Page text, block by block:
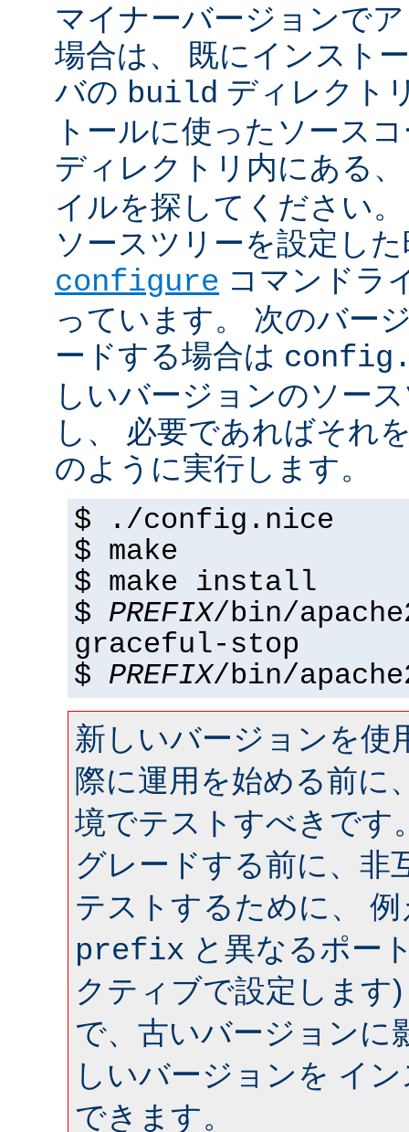
マイナーバージョンで
場合は、 既にインスト
バの build ディレクト
トールに使ったソース
ディレクトリ内にある
イルを探してください
ソースツリーを設定し
configure コマンドラ
っています。 次のバー
ードする場合は
しいバージョンのソー
し、 必要であればそれ
のように実行します。
$ ./config.nice
$ make
$ make install
$ PREFIX/bin/
graceful-stop
$ PREFIX/bin/
新しいバージョンを使
際に運用を始める前に
境でテストすべきです
グレードする前に、非
テストするために、
prefix と異なるポー
クティブで設定します
で、古いバージョンに
しいバージョンを イ
できます。